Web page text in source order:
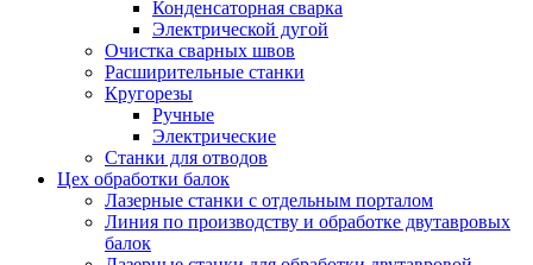
Конденсаторная сварка
Электрической дугой
Очистка сварных швов
Расширительные станки
Кругорезы
Ручные
Электрические
Станки для отводов
Цех обработки балок
Лазерные станки с отдельным порталом
Линия по производству и обработке двутавровых
балок